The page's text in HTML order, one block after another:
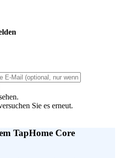
Sie es erneut.
TapHome Core